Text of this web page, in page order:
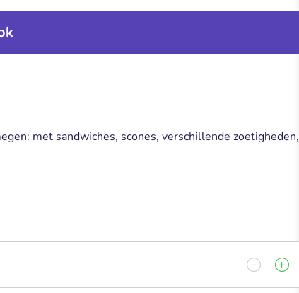
met sandwiches, scones, verschillende zoetigheden,